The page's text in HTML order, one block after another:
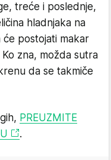
treće i poslednje,
hladnjaka na
će postojati makar
zna, možda sutra
da se takmiče
PREUZMITE
.